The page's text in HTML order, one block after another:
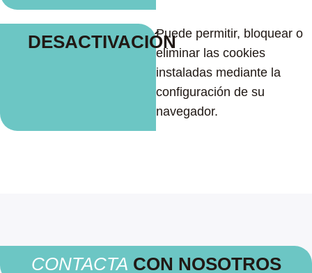
DESACTIVACIÓNPuede permitir, bloquear o
eliminar las cookies
instaladas mediante la
configuración de su
navegador.
CONTACTA CON NOSOTROS